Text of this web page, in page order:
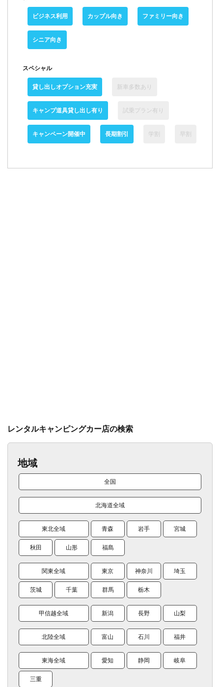
ビジネス利用 カップル向き ファミリー向き
シニア向き
スペシャル
貸し出しオプション充実 新車多数あり
キャンプ道具貸し出し有り 試乗プラン有り
キャンペーン開催中 長期割引 学割 早割
レンタルキャンピングカー店の検索
地域
全国
北海道全域
東北全域 青森 岩手 宮城
秋田 山形 福島
関東全域 東京 神奈川 埼玉
茨城 千葉 群馬 栃木
甲信越全域 新潟 長野 山梨
北陸全域 富山 石川 福井
東海全域 愛知 静岡 岐阜
三重